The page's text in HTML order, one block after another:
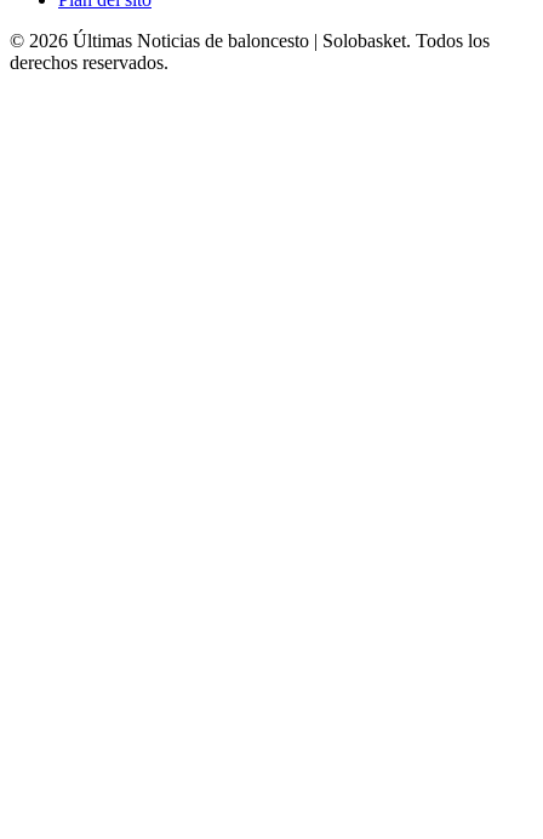
© 2026 Últimas Noticias de baloncesto | Solobasket. Todos los
derechos reservados.